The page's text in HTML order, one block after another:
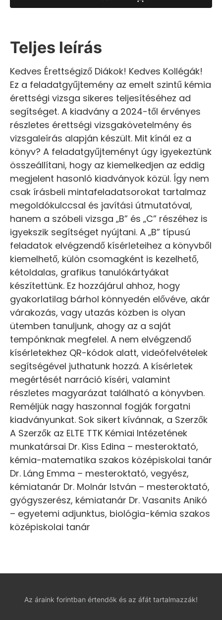
Teljes leírás
Kedves Érettségiző Diákok! Kedves Kollégák!
Ez a feladatgyűjtemény az emelt szintű kémia
érettségi vizsga sikeres teljesítéséhez ad
segítséget. A kiadvány a 2024-től érvényes
részletes érettségi vizsgakövetelmény és
vizsgaleírás alapján készült. Mit kínál ez a
könyv? A feladatgyűjteményt úgy igyekeztünk
összeállítani, hogy az kiemelkedjen az eddig
megjelent hasonló kiadványok közül. Így nem
csak írásbeli mintafeladatsorokat tartalmaz
megoldókulccsal és javítási útmutatóval,
hanem a szóbeli vizsga „B” és „C” részéhez is
igyekszik segítséget nyújtani. A „B” típusú
feladatok elvégzendő kísérleteihez a könyvből
kiemelhető, külön csomagként is kezelhető,
kétoldalas, grafikus tanulókártyákat
készítettünk. Ez hozzájárul ahhoz, hogy
gyakorlatilag bárhol könnyedén elővéve, akár
várakozás, vagy utazás közben is olyan
ütemben tanuljunk, ahogy az a saját
tempónknak megfelel. A nem elvégzendő
kísérletekhez QR-kódok alatt, videófelvételek
segítségével juthatunk hozzá. A kísérletek
megértését narráció kíséri, valamint
részletes magyarázat található a könyvben.
Reméljük nagy haszonnal fogják forgatni
kiadványunkat. Sok sikert kívánnak, a Szerzők
A Szerzők az ELTE TTK Kémiai Intézetének
munkatársai Dr. Kiss Edina – mesteroktató,
kémia-matematika szakos középiskolai tanár
Dr. Láng Emma – mesteroktató, vegyész,
kémiatanár Dr. Molnár István – mesteroktató,
gyógyszerész, kémiatanár Dr. Vasanits Anikó
– egyetemi adjunktus, biológia-kémia szakos
középiskolai tanár
Az áraink forintban értendők és az áfát tartalmazzák!